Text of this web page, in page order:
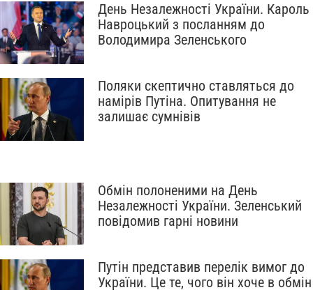
День Незалежності України. Кароль
Навроцький з посланням до
Володимира Зеленського
Поляки скептично ставляться до
намірів Путіна. Опитування не
залишає сумнівів
Обмін полоненими на День
Незалежності України. Зеленський
повідомив гарні новини
Путін представив перелік вимог до
України. Це те, чого він хоче в обмін